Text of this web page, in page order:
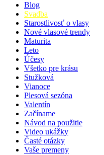
Blog
Svadba
Starostlivosť o vlasy
Nové vlasové trendy
Maturita
Leto
Účesy
Všetko pre krásu
Stužková
Vianoce
Plesová sezóna
Valentín
Začíname
Návod na použitie
Video ukážky
Časté otázky
Vaše premeny